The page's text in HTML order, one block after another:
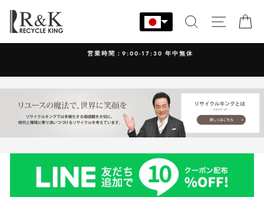
ン
す
検索 サイト
営業時間：9:00-17:30 年中無休